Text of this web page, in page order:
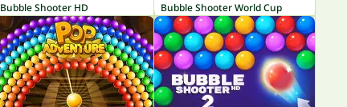
Bubble Shooter HD Bubble Shooter World Cup